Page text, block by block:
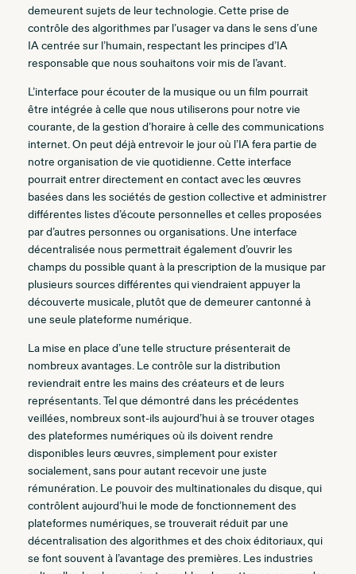
demeurent sujets de leur technologie. Cette prise de
contrôle des algorithmes par l’usager va dans le sens d’une
IA centrée sur l’humain, respectant les principes d’IA
responsable que nous souhaitons voir mis de l’avant.
L’interface pour écouter de la musique ou un film pourrait
être intégrée à celle que nous utiliserons pour notre vie
courante, de la gestion d’horaire à celle des communications
internet. On peut déjà entrevoir le jour où l’IA fera partie de
notre organisation de vie quotidienne. Cette interface
pourrait entrer directement en contact avec les œuvres
basées dans les sociétés de gestion collective et administrer
différentes listes d’écoute personnelles et celles proposées
par d’autres personnes ou organisations. Une interface
décentralisée nous permettrait également d’ouvrir les
champs du possible quant à la prescription de la musique par
plusieurs sources différentes qui viendraient appuyer la
découverte musicale, plutôt que de demeurer cantonné à
une seule plateforme numérique.
La mise en place d’une telle structure présenterait de
nombreux avantages. Le contrôle sur la distribution
reviendrait entre les mains des créateurs et de leurs
représentants. Tel que démontré dans les précédentes
veillées, nombreux sont-ils aujourd’hui à se trouver otages
des plateformes numériques où ils doivent rendre
disponibles leurs œuvres, simplement pour exister
socialement, sans pour autant recevoir une juste
rémunération. Le pouvoir des multinationales du disque, qui
contrôlent aujourd’hui le mode de fonctionnement des
plateformes numériques, se trouverait réduit par une
décentralisation des algorithmes et des choix éditoriaux, qui
se font souvent à l’avantage des premières. Les industries